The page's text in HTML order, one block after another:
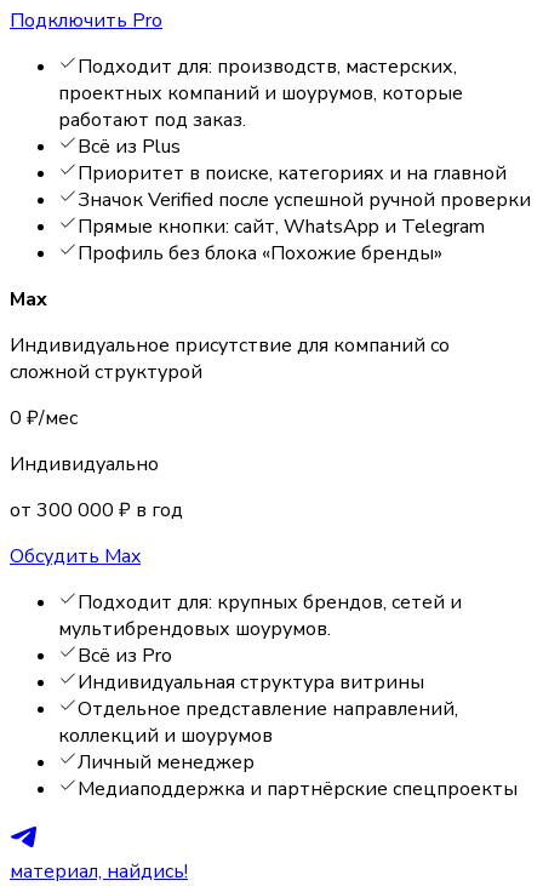
Подключить Pro
Подходит для: производств, мастерских,
проектных компаний и шоурумов, которые
работают под заказ.
Всё из Plus
Приоритет в поиске, категориях и на главной
Значок Verified после успешной ручной проверки
Прямые кнопки: сайт, WhatsApp и Telegram
Профиль без блока «Похожие бренды»
Max
Индивидуальное присутствие для компаний со
сложной структурой
0 ₽/мес
Индивидуально
от 300 000 ₽ в год
Обсудить Max
Подходит для: крупных брендов, сетей и
мультибрендовых шоурумов.
Всё из Pro
Индивидуальная структура витрины
Отдельное представление направлений,
коллекций и шоурумов
Личный менеджер
Медиаподдержка и партнёрские спецпроекты
материал, найдись!